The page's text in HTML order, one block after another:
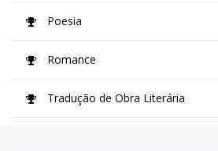
Poesia
Romance
Tradução de Obra Literária